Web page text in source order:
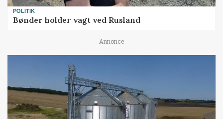
POLITIK
Bønder holder vagt ved Rusland
Annonce